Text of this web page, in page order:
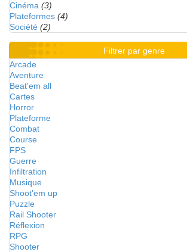
Cinéma (3)
Plateformes (4)
Société (2)
Filtrer par genre
Arcade
Aventure
Beat'em all
Cartes
Horror
Plateforme
Combat
Course
FPS
Guerre
Infiltration
Musique
Shoot'em up
Puzzle
Rail Shooter
Réflexion
RPG
Shooter